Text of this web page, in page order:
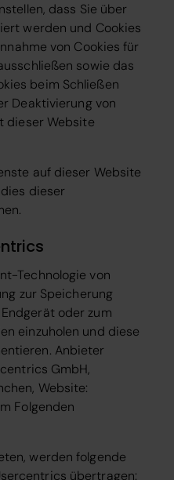
dass Sie über
werden und Cookies
von Cookies für
sowie das
beim Schließen
Deaktivierung von
dieser Website
auf dieser Website
dieser
Technologie von
zur Speicherung
oder zum
einzuholen und diese
Anbieter
GmbH,
Website:
Folgenden
werden folgende
übertragen: